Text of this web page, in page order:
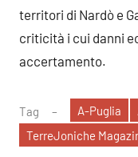
territori di Nardò e
criticità i cui danni
accertamento.
Tag A-Puglia
TerreJoniche